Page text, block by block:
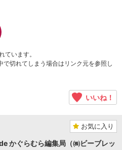
ています。
切れてしまう場合はリンク元を参照し
いいね！
お気に入り
かぐらむら編集局（㈱ビーブレッ